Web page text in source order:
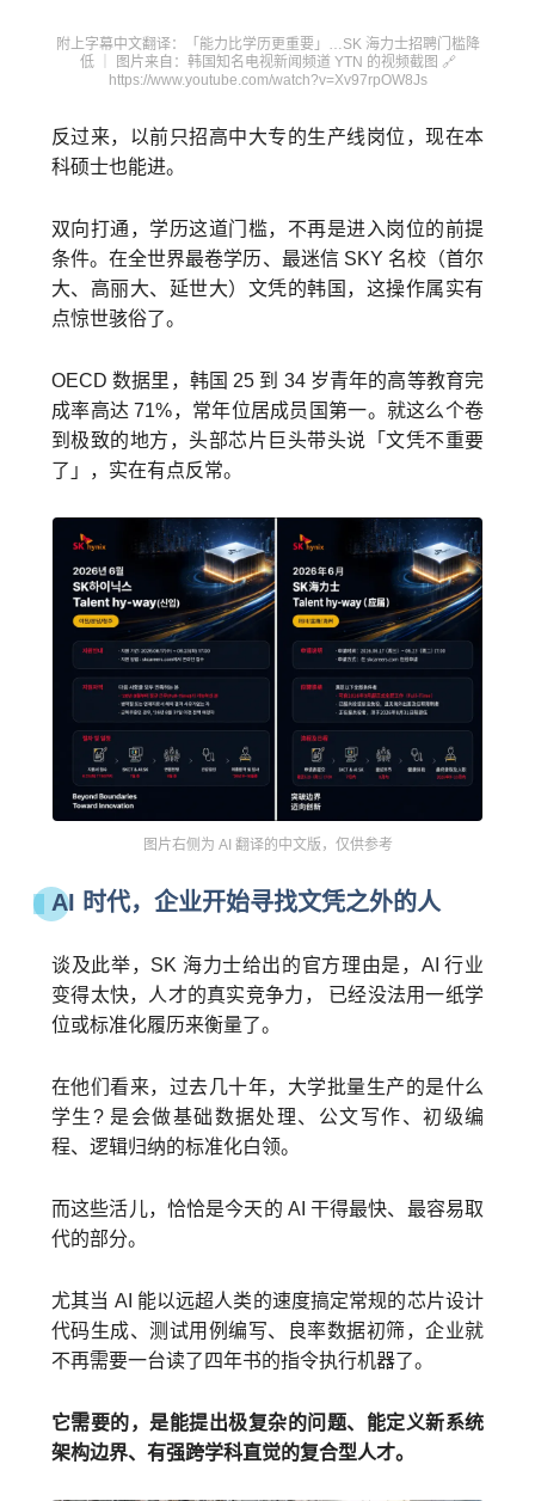
附上字幕中文翻译：「能力比学历更重要」…SK 海力士招聘门槛降
低 ｜ 图片来自：韩国知名电视新闻频道 YTN 的视频截图 🔗
https://www.youtube.com/watch?v=Xv97rpOW8Js
反过来，以前只招高中大专的生产线岗位，现在本
科硕士也能进。
双向打通，学历这道门槛，不再是进入岗位的前提
条件。在全世界最卷学历、最迷信 SKY 名校（首尔
大、高丽大、延世大）文凭的韩国，这操作属实有
点惊世骇俗了。
OECD 数据里，韩国 25 到 34 岁青年的高等教育完
成率高达 71%，常年位居成员国第一。就这么个卷
到极致的地方，头部芯片巨头带头说「文凭不重要
了」，实在有点反常。
图片右侧为 AI 翻译的中文版，仅供参考
1 AI 时代，企业开始寻找文凭之外的人
谈及此举，SK 海力士给出的官方理由是，AI 行业
变得太快，人才的真实竞争力， 已经没法用一纸学
位或标准化履历来衡量了。
在他们看来，过去几十年，大学批量生产的是什么
学生? 是会做基础数据处理、公文写作、初级编
程、逻辑归纳的标准化白领。
而这些活儿，恰恰是今天的 AI 干得最快、最容易取
代的部分。
尤其当 AI 能以远超人类的速度搞定常规的芯片设计
代码生成、测试用例编写、良率数据初筛，企业就
不再需要一台读了四年书的指令执行机器了。
它需要的，是能提出极复杂的问题、能定义新系统
架构边界、有强跨学科直觉的复合型人才。